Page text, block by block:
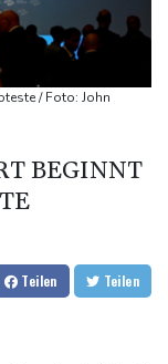
von Trumps
streiten über
kurz vor der
/ Foto: John
BEGINNT
Teilen Teilen